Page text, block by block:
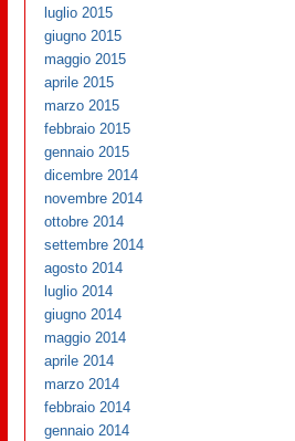
luglio 2015
giugno 2015
maggio 2015
aprile 2015
marzo 2015
febbraio 2015
gennaio 2015
dicembre 2014
novembre 2014
ottobre 2014
settembre 2014
agosto 2014
luglio 2014
giugno 2014
maggio 2014
aprile 2014
marzo 2014
febbraio 2014
gennaio 2014